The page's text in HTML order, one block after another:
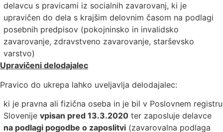
delavcu s pravicami iz socialnih zavarovanj, ki je
upravičen do dela s krajšim delovnim časom na podlagi
posebnih predpisov (pokojninsko in invalidsko
zavarovanje, zdravstveno zavarovanje, starševsko
varstvo)
Upravičeni delodajalec
Pravico do ukrepa lahko uveljavlja delodajalec:
ki je pravna ali fizična oseba in je bil v Poslovnem registru
Slovenije vpisan pred 13.3.2020 ter zaposluje delavce
na podlagi pogodbe o zaposlitvi (zavarovalna podlaga